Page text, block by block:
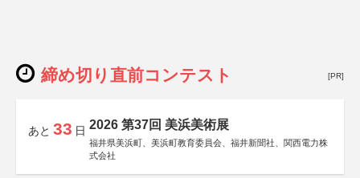
締め切り直前コンテスト [PR]
あと 33 日 2026 第37回 美浜美術展
福井県美浜町、美浜町教育委員会、福井新聞社、関西電力株
式会社